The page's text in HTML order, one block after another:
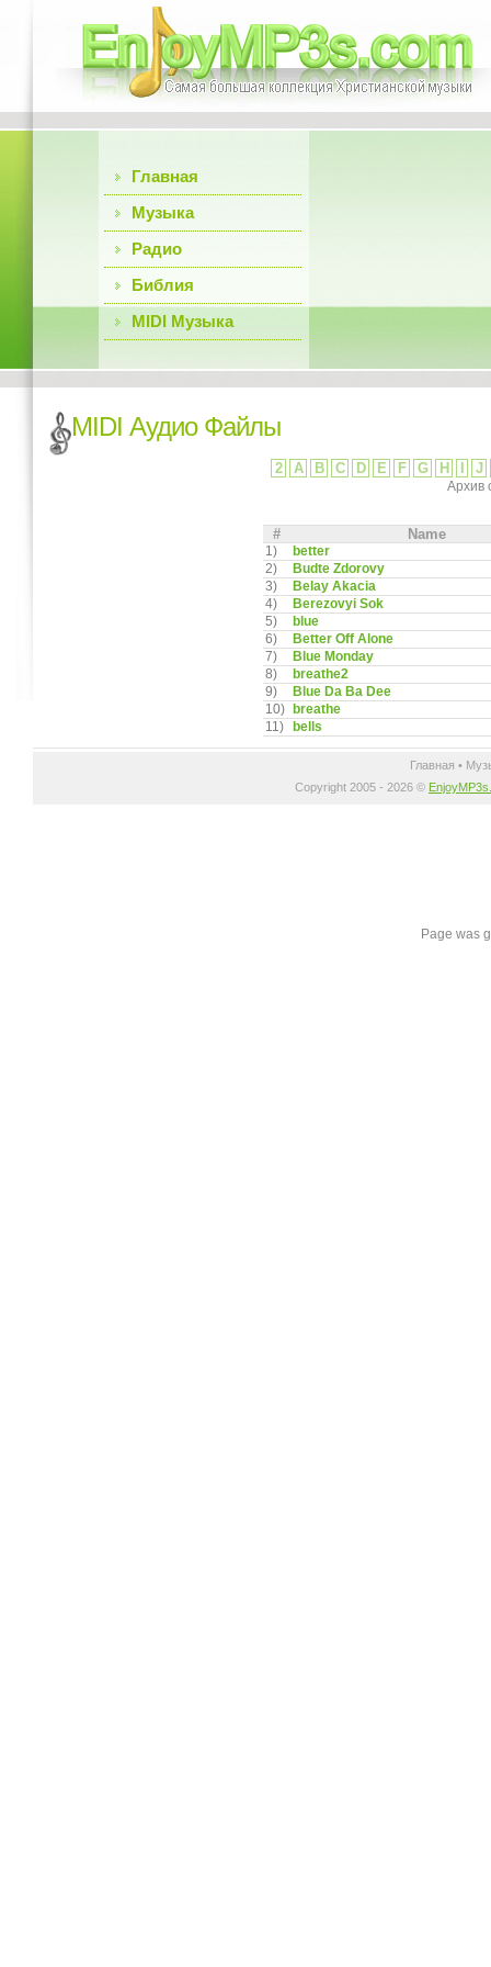
Главная
Музыка
Радио
Библия
MIDI Музыка
MIDI Аудио Файлы
2 A B C D E F G H J
Архив
# Name
1)
better
2)
Budte Zdorovy
3)
Belay Akacia
4)
Berezovyi Sok
5)
blue
6)
Better Off Alone
7)
Blue Monday
8)
breathe2
9)
Blue Da Ba Dee
10)
breathe
11)
bells
Главная •
Copyright 2005 - 2026 ©
Page was